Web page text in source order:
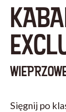
Sięgnij po